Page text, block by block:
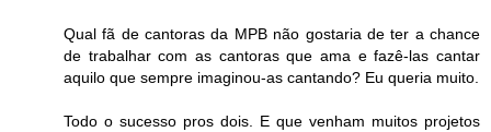
Qual fã de cantoras da MPB não gostaria de ter a chance
de trabalhar com as cantoras que ama e fazê-las cantar
aquilo que sempre imaginou-as cantando? Eu queria muito.
Todo o sucesso pros dois. E que venham muitos projetos